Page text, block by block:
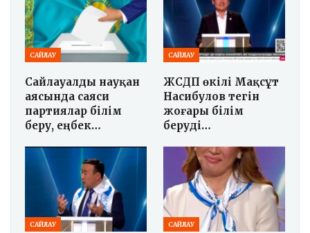
САЙЛАУ
Сайлауалды науқан
аясында саяси
партиялар білім
беру, еңбек…
САЙЛАУ
ЖСДП өкілі Мақсұт
Насибулов тегін
жоғары білім
беруді…
САЙЛАУ САЙЛАУ